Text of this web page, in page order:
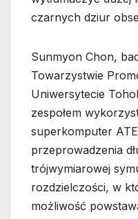
czarnych dziur
Sunmyon Chon,
Towarzystwie
Uniwersytecie
zespołem
superkomputer
przeprowadzenia
trójwymiarowej
rozdzielczości, w
możliwość